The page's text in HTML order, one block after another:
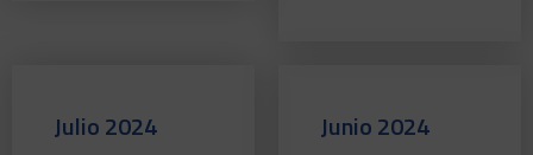
Julio 2024 Junio 2024